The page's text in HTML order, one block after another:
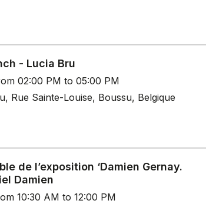
- Lucia Bru
02:00 PM to 05:00 PM
Rue Sainte-Louise, Boussu, Belgique
de l’exposition ‘Damien Gernay.
Damien
10:30 AM to 12:00 PM